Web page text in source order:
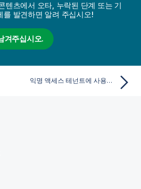
텐츠에서 오타, 누락된 단계 또는 기
를 발견하면 알려 주십시오!
겨주십시오.
익명 액세스 테넌트에 사용자 추가